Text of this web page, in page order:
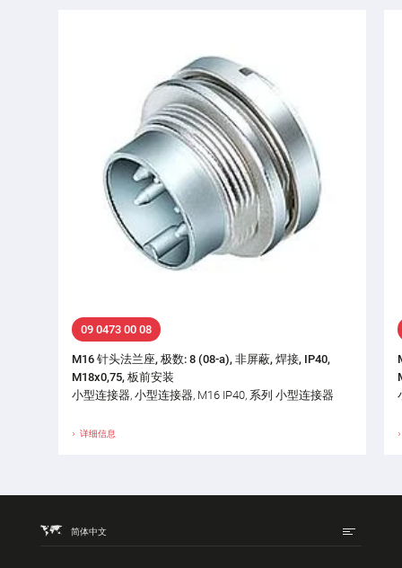
09 0473 00 08
M16 针头法兰座, 极数: 8 (08-a), 非屏蔽, 焊接, IP40,
M18x0,75, 板前安装
小型连接器, 小型连接器, M16 IP40, 系列 小型连接器
详细信息
简体中文